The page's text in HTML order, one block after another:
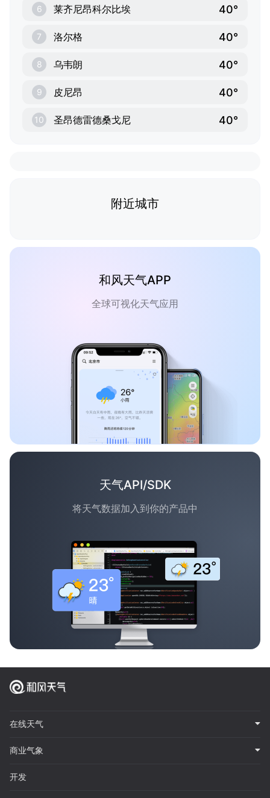
6 莱齐尼昂科尔比埃 40°
7 洛尔格 40°
8 乌韦朗 40°
9 皮尼昂 40°
10 圣昂德雷德桑戈尼 40°
附近城市
和风天气APP
全球可视化天气应用
天气API/SDK
将天气数据加入到你的产品中
在线天气
商业气象
开发